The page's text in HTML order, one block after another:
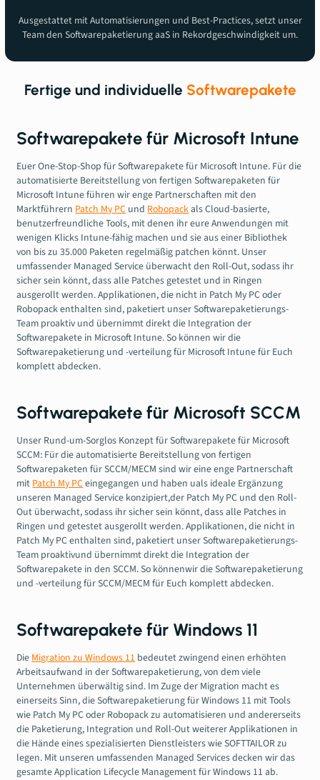
Ausgestattet mit Automatisierungen und Best-Practices, setzt unser
Team den Softwarepaketierung aaS in Rekordgeschwindigkeit um.
Fertige und individuelle Softwarepakete
Softwarepakete für Microsoft Intune
Euer One-Stop-Shop für Softwarepakete für Microsoft Intune. Für die
automatisierte Bereitstellung von fertigen Softwarepaketen für
Microsoft Intune führen wir enge Partnerschaften mit den
MarktführernPatch My PCundRobopackals Cloud-basierte,
benutzerfreundliche Tools, mit denen ihr eure Anwendungen mit
wenigen Klicks Intune-fähig machen und sie aus einer Bibliothek
von bis zu 35.000 Paketen regelmäßig patchen könnt. Unser
umfassender Managed Service überwacht den Roll-Out, sodass ihr
sicher sein könnt, dass alle Patches getestet und in Ringen
ausgerollt werden. Applikationen, die nicht in Patch My PC oder
Robopack enthalten sind, paketiert unser Softwarepaketierungs-
Team proaktiv und übernimmt direkt die Integration der
Softwarepakete in Microsoft Intune. So können wir die
Softwarepaketierung und -verteilung für Microsoft Intune für Euch
komplett abdecken.
Softwarepakete für Microsoft SCCM
Unser Rund-um-Sorglos Konzept für Softwarepakete für Microsoft
SCCM: Für die automatisierte Bereitstellung von fertigen
Softwarepaketen für SCCM/MECM sind wir eine enge Partnerschaft
mitPatch My PCeingegangen und haben uals ideale Ergänzung
unseren Managed Service konzipiert,der Patch My PC und den Roll-
Out überwacht, sodass ihr sicher sein könnt, dass alle Patches in
Ringen und getestet ausgerollt werden. Applikationen, die nicht in
Patch My PC enthalten sind, paketiert unser Softwarepaketierungs-
Team proaktivund übernimmt direkt die Integration der
Softwarepakete in den SCCM. So könnenwir die Softwarepaketierung
und -verteilung für SCCM/MECM für Euch komplett abdecken.
Softwarepakete für Windows 11
Die Migration zu Windows 11 bedeutet zwingend einen erhöhten
Arbeitsaufwand in der Softwarepaketierung, von dem viele
Unternehmen überwältig sind. Im Zuge der Migration macht es
einerseits Sinn, die Softwarepaketierung für Windows 11 mit Tools
wie Patch My PC oder Robopack zu automatisieren und andererseits
die Paketierung, Integration und Roll-Out weiterer Applikationen in
die Hände eines spezialisierten Dienstleisters wie SOFTTAILOR zu
legen. Mit unseren umfassenden Managed Services decken wir das
gesamte Application Lifecycle Management für Windows 11 ab.